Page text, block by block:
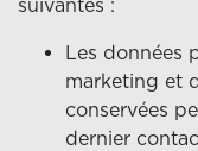
suivantes :
Les données
marketing et
conservées
dernier